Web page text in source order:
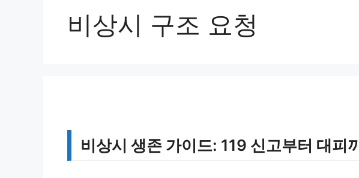
비상시 구조 요청
비상시 생존 가이드: 119 신고부터 대피